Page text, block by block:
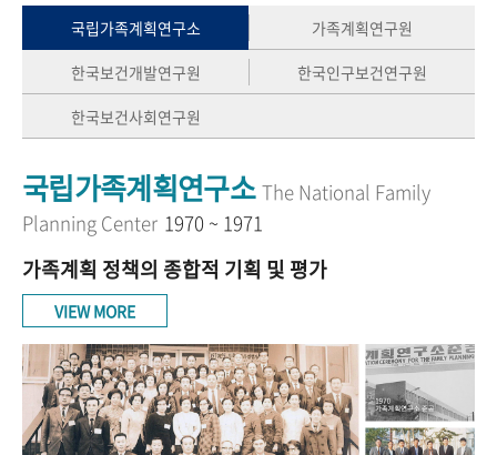
VR 역사관
국립가족계획연구소
가족계획연구원
한국보건개발연구원
한국인구보건연구원
한국보건사회연구원
국립가족계획연구소 The National Family
Planning Center 1970 ~ 1971
가족계획 정책의 종합적 기획 및 평가
VIEW MORE